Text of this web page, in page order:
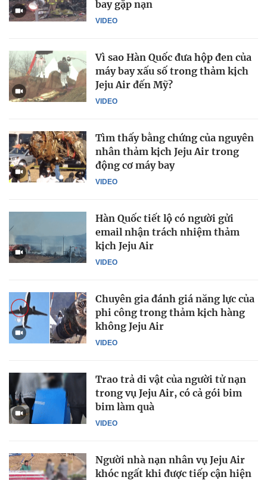
VIDEO
bay gặp nạn
VIDEO
Vì sao Hàn Quốc đưa hộp đen của
máy bay xấu số trong thảm kịch
Jeju Air đến Mỹ?
VIDEO
Tìm thấy bằng chứng của nguyên
nhân thảm kịch Jeju Air trong
động cơ máy bay
VIDEO
Hàn Quốc tiết lộ có người gửi
email nhận trách nhiệm thảm
kịch Jeju Air
VIDEO
Chuyên gia đánh giá năng lực của
phi công trong thảm kịch hàng
không Jeju Air
VIDEO
Trao trả di vật của người tử nạn
trong vụ Jeju Air, có cả gói bim
bim làm quà
Người nhà nạn nhân vụ Jeju Air
khóc ngất khi được tiếp cận hiện